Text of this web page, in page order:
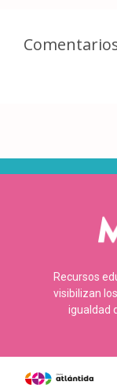
Recursos
visibilizan
igualdad